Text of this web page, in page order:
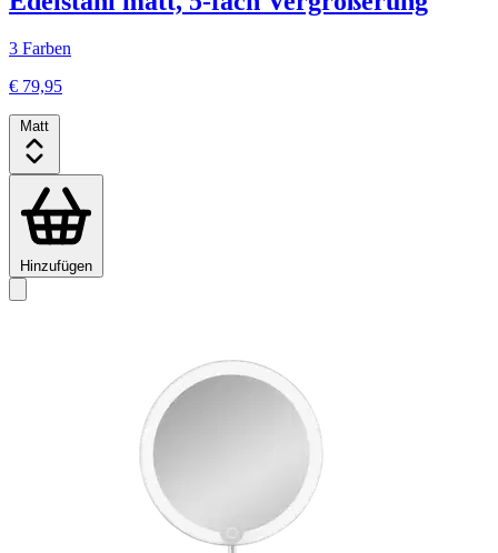
3 Farben
€ 79,95
Matt
Hinzufügen